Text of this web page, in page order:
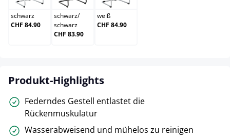
schwarz
CHF 84.90
schwarz/
schwarz
CHF 83.90
weiß
CHF 84.90
Produkt-Highlights
Federndes Gestell entlastet die
Rückenmuskulatur
Wasserabweisend und mühelos zu reinigen